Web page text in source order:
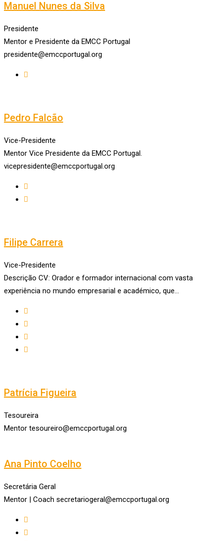
Manuel Nunes da Silva
Presidente
Mentor e Presidente da EMCC Portugal
presidente@emccportugal.org
Pedro Falcão
Vice-Presidente
Mentor Vice Presidente da EMCC Portugal.
vicepresidente@emccportugal.org
Filipe Carrera
Vice-Presidente
Descrição CV: Orador e formador internacional com vasta
experiência no mundo empresarial e académico, que…
Patrícia Figueira
Tesoureira
Mentor tesoureiro@emccportugal.org
Ana Pinto Coelho
Secretária Geral
Mentor | Coach secretariogeral@emccportugal.org